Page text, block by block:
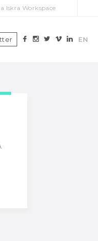
Iskra Workspace
EN